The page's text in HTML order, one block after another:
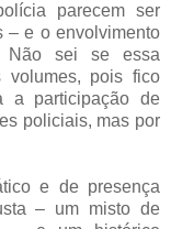
parecem ser
– e o envolvimento
Não sei se essa
volumes, pois fico
a participação de
policiais, mas por
e de presença
– um misto de